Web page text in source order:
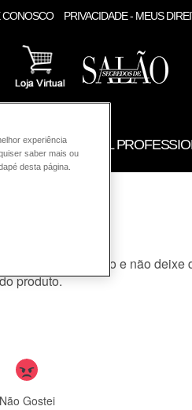
CONOSCO PRIVACIDADE - MEUS
L'ORÉAL
o produto e não deixe
produto.
Não Gostei
experiência
saber mais ou
desta página.